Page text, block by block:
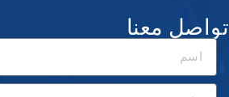
تواصل معنا